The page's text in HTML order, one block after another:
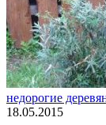
недорогие
18.05.2015